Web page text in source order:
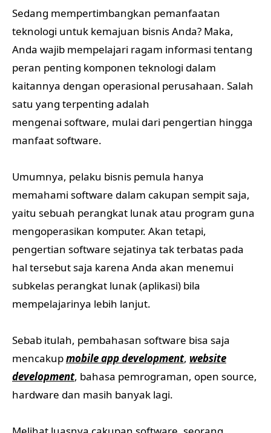
Sedang mempertimbangkan pemanfaatan
teknologi untuk kemajuan bisnis Anda? Maka,
Anda wajib mempelajari ragam informasi tentang
peran penting komponen teknologi dalam
kaitannya dengan operasional perusahaan. Salah
satu yang terpenting adalah
mengenai software, mulai dari pengertian hingga
manfaat software.
Umumnya, pelaku bisnis pemula hanya
memahami software dalam cakupan sempit saja,
yaitu sebuah perangkat lunak atau program guna
mengoperasikan komputer. Akan tetapi,
pengertian software sejatinya tak terbatas pada
hal tersebut saja karena Anda akan menemui
subkelas perangkat lunak (aplikasi) bila
mempelajarinya lebih lanjut.
Sebab itulah, pembahasan software bisa saja
mencakupmobile app development, website
development, bahasa pemrograman, open source,
hardware dan masih banyak lagi.